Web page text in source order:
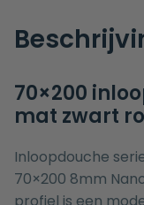
70×200
mat zwart
Inloopdouche
70×200 8mm